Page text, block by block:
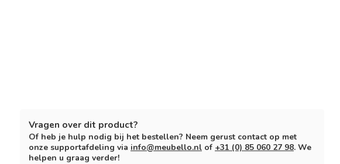
Vragen over dit product?
Of heb je hulp nodig bij het bestellen? Neem gerust contact op met
onze supportafdeling via info@meubello.nl of +31 (0) 85 060 27 98. We
helpen u graag verder!